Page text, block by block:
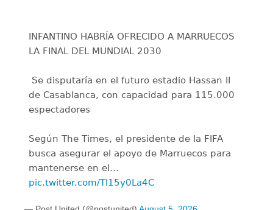
INFANTINO HABRÍA OFRECIDO A MARRUECOS
LA FINAL DEL MUNDIAL 2030
️ Se disputaría en el futuro estadio Hassan II
de Casablanca, con capacidad para 115.000
espectadores
Según The Times, el presidente de la FIFA
busca asegurar el apoyo de Marruecos para
mantenerse en el…
pic.twitter.com/TI15y0La4C